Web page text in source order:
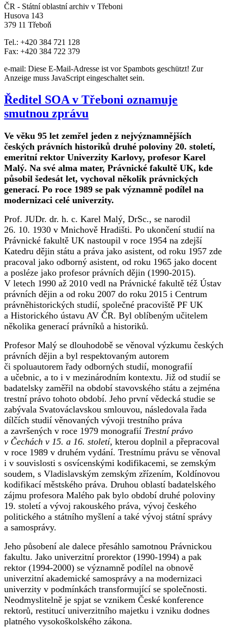
ČR - Státní oblastní archiv v Třeboni
Husova 143
379 11 Třeboň
Tel.: +420 384 721 128
Fax: +420 384 722 379
e-mail: Diese E-Mail-Adresse ist vor Spambots geschützt! Zur
Anzeige muss JavaScript eingeschaltet sein.
Ředitel SOA v Třeboni oznamuje
smutnou zprávu
Ve věku 95 let zemřel jeden z nejvýznamnějších
českých právních historiků druhé poloviny 20. století,
emeritní rektor Univerzity Karlovy, profesor Karel
Malý. Na své alma mater, Právnické fakultě UK, kde
působil šedesát let, vychoval několik právnických
generací. Po roce 1989 se pak významně podílel na
modernizaci celé univerzity.
Prof. JUDr. dr. h. c. Karel Malý, DrSc., se narodil
26. 10. 1930 v Mnichově Hradišti. Po ukončení studií na
Právnické fakultě UK nastoupil v roce 1954 na zdejší
Katedru dějin státu a práva jako asistent, od roku 1957 zde
pracoval jako odborný asistent, od roku 1965 jako docent
a posléze jako profesor právních dějin (1990-2015).
V letech 1990 až 2010 vedl na Právnické fakultě též Ústav
právních dějin a od roku 2007 do roku 2015 i Centrum
právněhistorických studií, společné pracoviště PF UK
a Historického ústavu AV ČR. Byl oblíbeným učitelem
několika generací právníků a historiků.
Profesor Malý se dlouhodobě se věnoval výzkumu českých
právních dějin a byl respektovaným autorem
či spoluautorem řady odborných studií, monografií
a učebnic, a to i v mezinárodním kontextu. Již od studií se
badatelsky zaměřil na období stavovského státu a zejména
trestní právo tohoto období. Jeho první vědecká studie se
zabývala Svatováclavskou smlouvou, následovala řada
dílčích studií věnovaných vývoji trestního práva
a završených v roce 1979 monografií Trestní právo
v Čechách v 15. a 16. století, kterou doplnil a přepracoval
v roce 1989 v druhém vydání. Trestnímu právu se věnoval
i v souvislosti s osvícenskými kodifikacemi, se zemským
soudem, s Vladislavským zemským zřízením, Koldínovou
kodifikací městského práva. Druhou oblastí badatelského
zájmu profesora Malého pak bylo období druhé poloviny
19. století a vývoj rakouského práva, vývoj českého
politického a státního myšlení a také vývoj státní správy
a samosprávy.
Jeho působení ale dalece přesáhlo samotnou Právnickou
fakultu. Jako univerzitní prorektor (1990-1994) a pak
rektor (1994-2000) se významně podílel na obnově
univerzitní akademické samosprávy a na modernizaci
univerzity v podmínkách transformující se společnosti.
Neodmyslitelně je spjat se vznikem České konference
rektorů, restitucí univerzitního majetku i vzniku dodnes
platného vysokoškolského zákona.